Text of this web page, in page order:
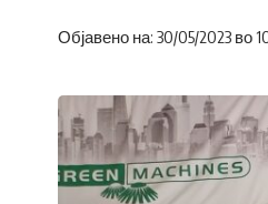
Објавено на: 30/05/2023 во